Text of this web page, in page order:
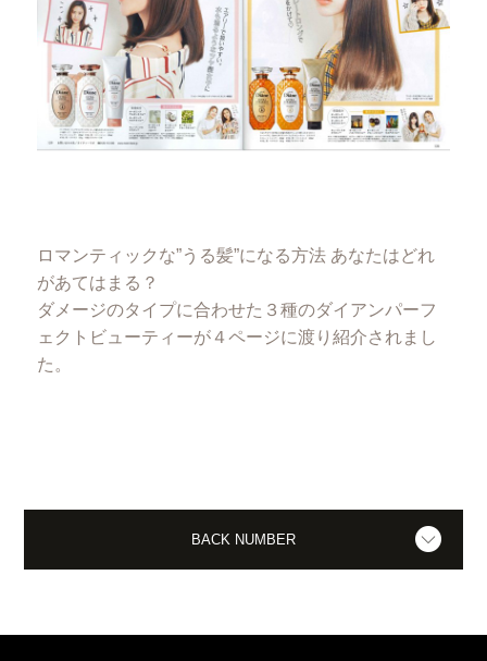
ロマンティックな”うる髪”になる方法 あなたはどれ
があてはまる？
ダメージのタイプに合わせた３種のダイアンパーフ
ェクトビューティーが４ページに渡り紹介されまし
た。
BACK NUMBER